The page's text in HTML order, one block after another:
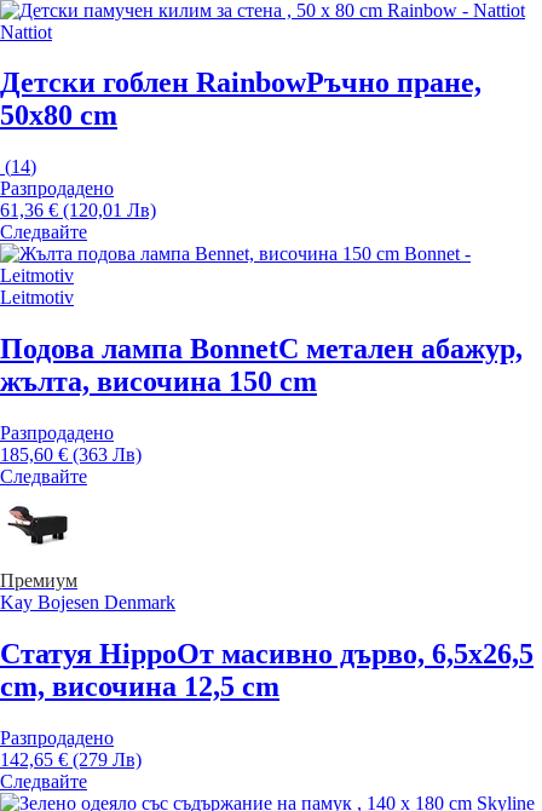
Nattiot
Детски гоблен RainbowРъчно пране,
50x80 cm
(14)
Разпродадено
61,36 € (120,01 Лв)
Следвайте
Leitmotiv
Подова лампа BonnetС метален абажур,
жълта, височина 150 cm
Разпродадено
185,60 € (363 Лв)
Следвайте
Премиум
Kay Bojesen Denmark
Статуя HippoОт масивно дърво, 6,5x26,5
cm, височина 12,5 cm
Разпродадено
142,65 € (279 Лв)
Следвайте